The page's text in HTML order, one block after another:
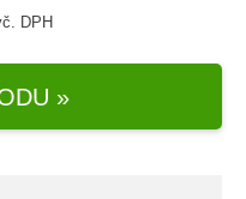
DPH
»